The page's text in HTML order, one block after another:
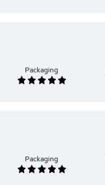
Packaging
Packaging